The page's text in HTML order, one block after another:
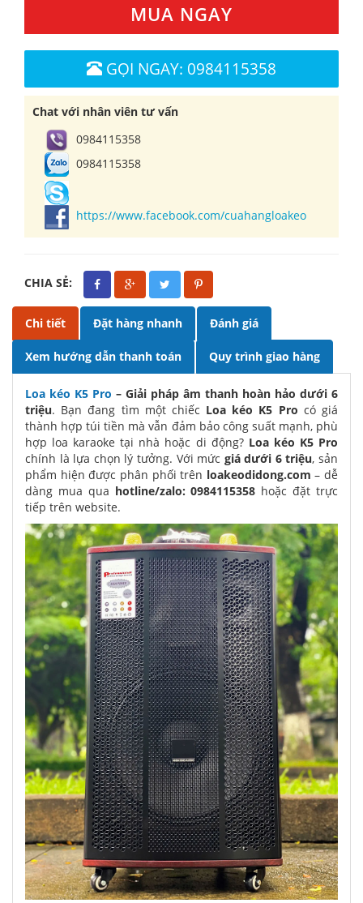
MUA NGAY
GỌI NGAY: 0984115358
Chat với nhân viên tư vấn
0984115358
0984115358
https://www.facebook.com/cuahangloakeo
CHIA SẺ:
Chi tiết Đặt hàng nhanh Đánh giá
Xem hướng dẫn thanh toán Quy trình giao hàng
Loa kéo K5 Pro – Giải pháp âm thanh hoàn hảo dưới 6
triệu. Bạn đang tìm một chiếc Loa kéo K5 Pro có giá
thành hợp túi tiền mà vẫn đảm bảo công suất mạnh, phù
hợp loa karaoke tại nhà hoặc di động? Loa kéo K5 Pro
chính là lựa chọn lý tưởng. Với mức giá dưới 6 triệu, sản
phẩm hiện được phân phối trên loakeodidong.com – dễ
dàng mua qua hotline/zalo: 0984115358 hoặc đặt trực
tiếp trên website.